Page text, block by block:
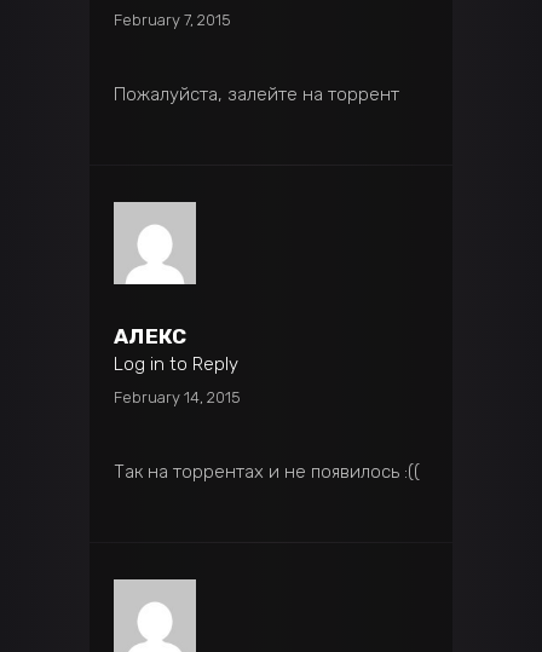
February 7, 2015
Пожалуйста, залейте на торрент
АЛЕКС
Log in to Reply
February 14, 2015
Так на торрентах и не появилось :((